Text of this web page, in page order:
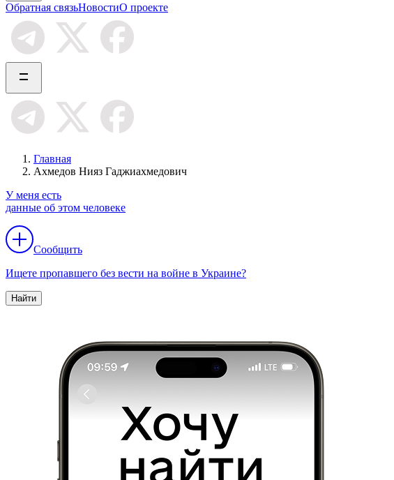
Обратная связьНовостиО проекте
Главная
Ахмедов Нияз Гаджиахмедович
У меня есть
данные об этом человеке
Сообщить
Ищете пропавшего без вести на войне в Украине?
Найти